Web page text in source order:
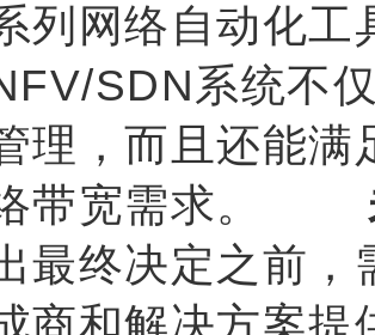
列网络自动化工
SDN系统不
理，而且还能满
带宽需求。
最终决定之前，
商和解决方案提